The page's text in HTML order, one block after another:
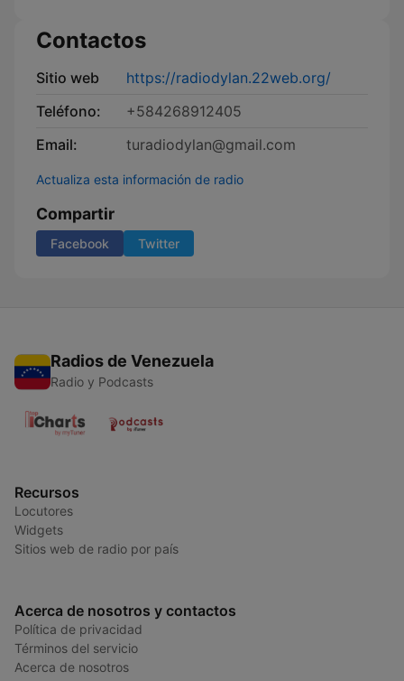
Contactos
Sitio web
https://radiodylan.22web.org/
Teléfono:
+584268912405
Email:
turadiodylan@gmail.com
Actualiza esta información de radio
Compartir
Facebook Twitter
Radios de Venezuela
Radio y Podcasts
Recursos
Locutores
Widgets
Sitios web de radio por país
Acerca de nosotros y contactos
Política de privacidad
Términos del servicio
Acerca de nosotros